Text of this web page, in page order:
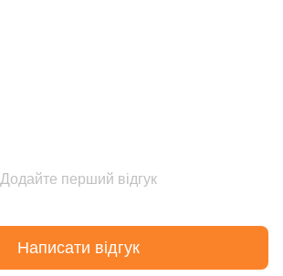
Додайте перший відгук
Написати відгук